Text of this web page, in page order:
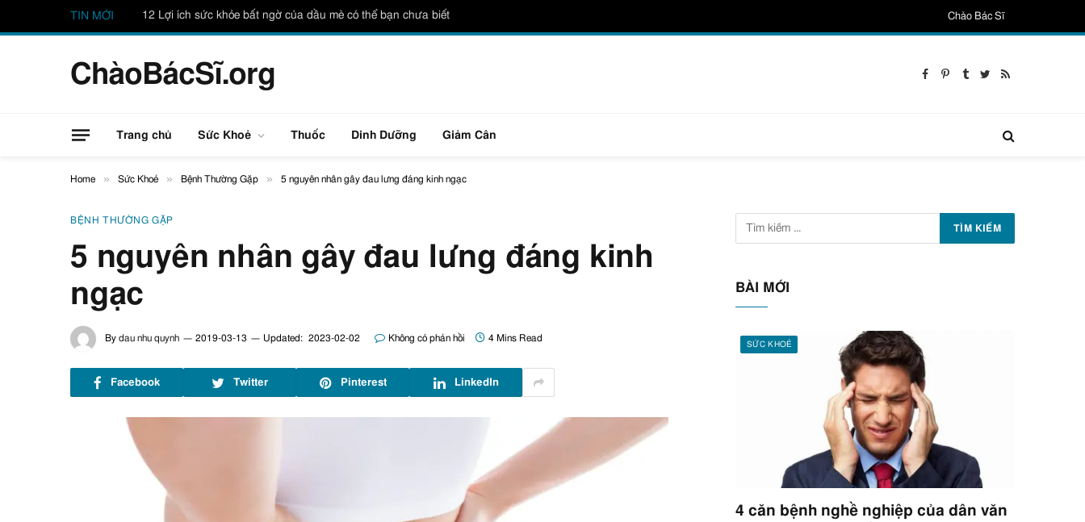
TIN MỚI 12 Lợi ích sức khỏe bất ngờ của dầu mè có thể bạn chưa biết Chào Bác Sĩ
ChàoBácSĩ.org Facebook
Pinterest
TumblrTwitterRSS
Trang chủ Sức Khoẻ Thuốc Dinh Dưỡng Giảm Cân
Home » Sức Khoẻ » Bệnh Thường Gặp » 5 nguyên nhân gây đau lưng đáng kinh ngạc
BỆNH THƯỜNG GẶP
5 nguyên nhân gây đau lưng đáng kinh
ngạc
By dau nhu quynh 2019-03-13 Updated: 2023-02-02 Không có phản hồi 4 Mins Read
Facebook Twitter Pinterest LinkedIn
BÀI MỚI
SỨC KHOẺ
4 căn bệnh nghề nghiệp của dân văn